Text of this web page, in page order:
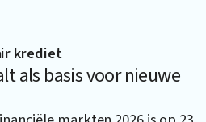
krediet
als basis voor nieuwe